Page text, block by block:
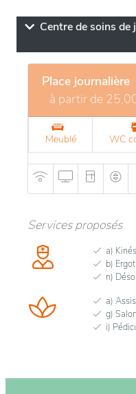
Centre de soins de
Place journalière
à partir de
Meublé WC
Services proposés
a)
b)
n)
a)
g)
i)